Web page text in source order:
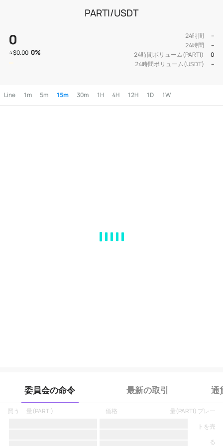
PARTI/USDT
0
≈$0.00 0%
24時間
--
24時間
--
24時間ボリューム(PARTI)
0
24時間ボリューム(USDT)
--
Line 1m 5m 15m 30m 1H 4H 12H 1D 1W
委員会の命令 最新の取引 通
買う 量(PARTI) 価格
プレー
トを売
る
量(PARTI)